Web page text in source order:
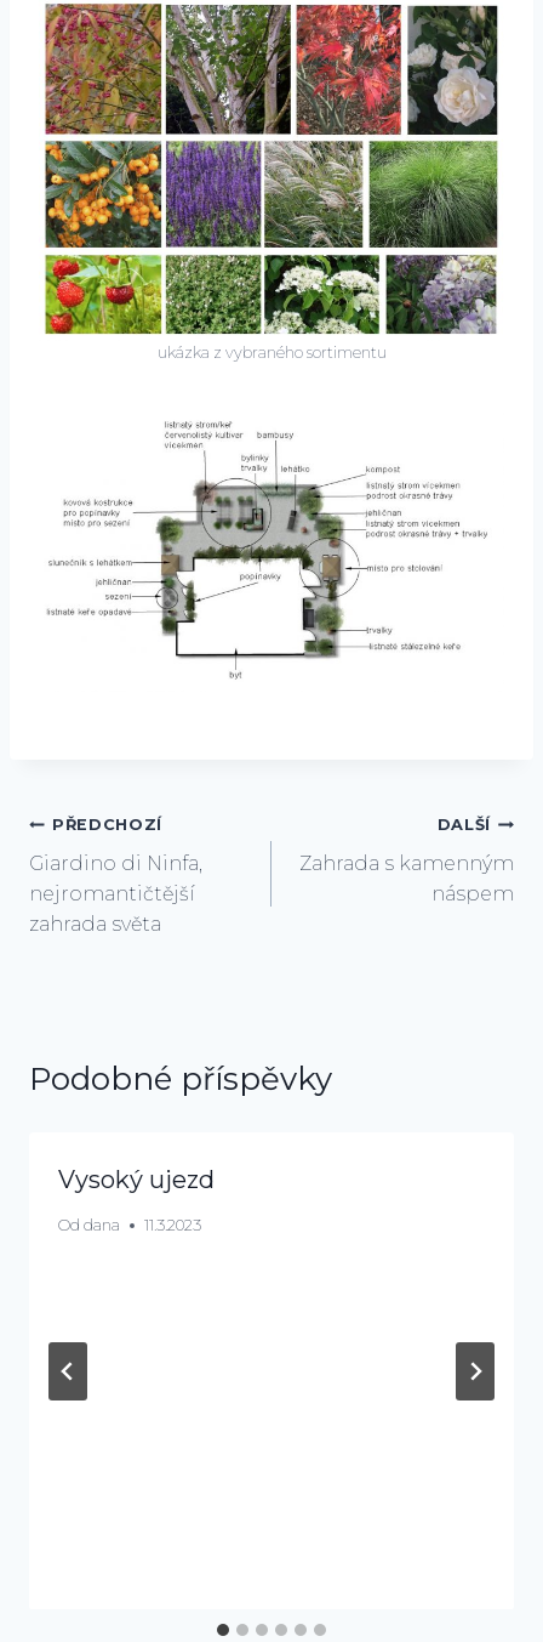
ukázka z vybraného sortimentu
Navigace
pro
příspěvek
PŘEDCHOZÍ
Giardino di Ninfa,
nejromantičtější
zahrada světa
DALŠÍ
Zahrada s kamenným
náspem
Podobné příspěvky
Vysoký ujezd
Od dana 11.3.2023